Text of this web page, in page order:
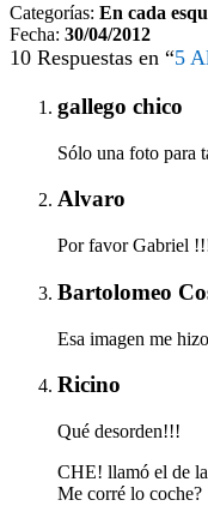
Categorías: En cada
Fecha: 30/04/2012
10 Respuestas en “5
gallego chico
Sólo una foto para
Alvaro
Por favor Gabriel
Bartolomeo
Esa imagen me
Ricino
Qué desorden!!!
CHE! llamó el de
Me corré lo coche?